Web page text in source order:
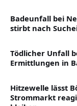
Badeunfall bei
stirbt nach
Tödlicher Unfall
Ermittlungen in
Hitzewelle lässt
Strommarkt